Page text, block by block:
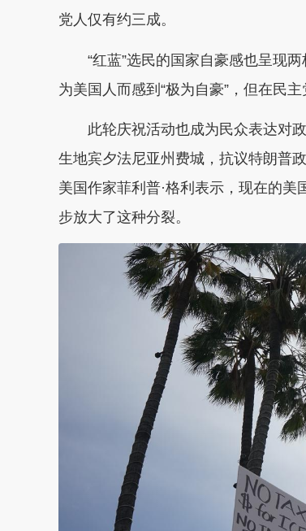
党人仅有约三成。
“红蓝”选民的国家自豪感也呈现
为美国人而感到“极为自豪”，但在民
此轮庆祝活动也成为民众表达对
生地宾夕法尼亚州费城，抗议特朗普
美国作家菲利普·格利表示，现在的美
步放大了这种分裂。